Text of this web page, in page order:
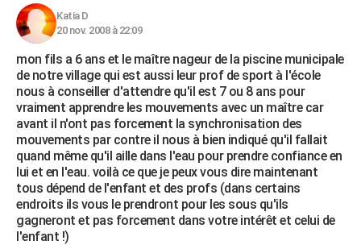
Katia D
20 nov. 2008 à 22:09
mon fils a 6 ans et le maître nageur de la piscine municipale
de notre village qui est aussi leur prof de sport à l'école
nous à conseiller d'attendre qu'il est 7 ou 8 ans pour
vraiment apprendre les mouvements avec un maître car
avant il n'ont pas forcement la synchronisation des
mouvements par contre il nous à bien indiqué qu'il fallait
quand même qu'il aille dans l'eau pour prendre confiance en
lui et en l'eau. voilà ce que je peux vous dire maintenant
tous dépend de l'enfant et des profs (dans certains
endroits ils vous le prendront pour les sous qu'ils
gagneront et pas forcement dans votre intérêt et celui de
l'enfant !)